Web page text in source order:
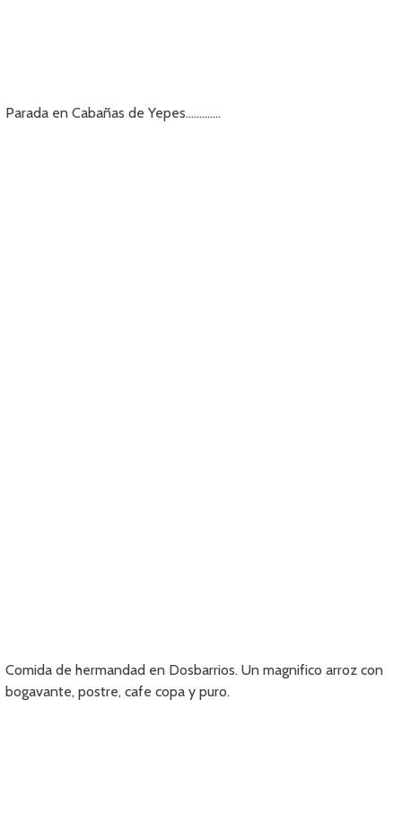
Parada en Cabañas de Yepes………….
Comida de hermandad en Dosbarrios. Un magnifico arroz con
bogavante, postre, cafe copa y puro.